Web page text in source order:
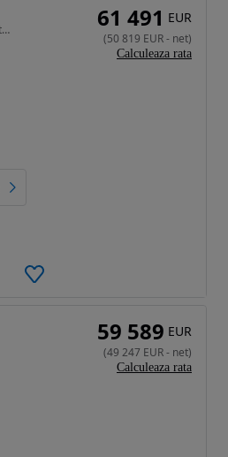
272 CP • Mercedes Benz CLA 250+ cu tehnologie EQ - Autoturism nou 61 491 EUR
(50 819 EUR- net)
Calculeaza rata
59 589 EUR
(49 247 EUR- net)
Calculeaza rata